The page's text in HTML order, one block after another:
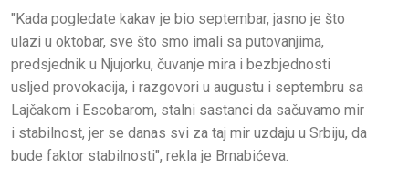
"Kada pogledate kakav je bio septembar, jasno je što
ulazi u oktobar, sve što smo imali sa putovanjima,
predsjednik u Njujorku, čuvanje mira i bezbjednosti
usljed provokacija, i razgovori u augustu i septembru sa
Lajčakom i Escobarom, stalni sastanci da sačuvamo mir
i stabilnost, jer se danas svi za taj mir uzdaju u Srbiju, da
bude faktor stabilnosti", rekla je Brnabićeva.